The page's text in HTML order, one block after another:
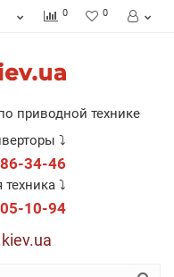
0 0
приводной технике
⤵
34-46
⤵
10-94